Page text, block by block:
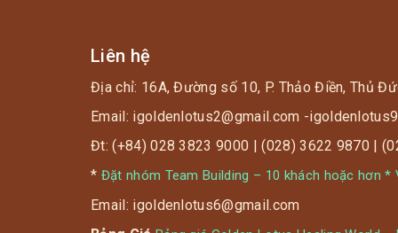
Liên hệ
Địa chỉ: 16A, Đường số 10, P. Thảo Điền, Thủ
Email: igoldenlotus2@gmail.com -
Đt: (+84) 028 3823 9000 | (028) 3622 9870 |
* Đặt nhóm Team Building – 10 khách hoặc hơn
Email: igoldenlotus6@gmail.com